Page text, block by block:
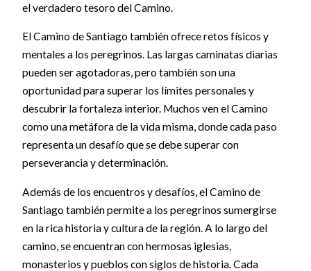
el verdadero tesoro del Camino.
El Camino de Santiago también ofrece retos físicos y
mentales a los peregrinos. Las largas caminatas diarias
pueden ser agotadoras, pero también son una
oportunidad para superar los límites personales y
descubrir la fortaleza interior. Muchos ven el Camino
como una metáfora de la vida misma, donde cada paso
representa un desafío que se debe superar con
perseverancia y determinación.
Además de los encuentros y desafíos, el Camino de
Santiago también permite a los peregrinos sumergirse
en la rica historia y cultura de la región. A lo largo del
camino, se encuentran con hermosas iglesias,
monasterios y pueblos con siglos de historia. Cada